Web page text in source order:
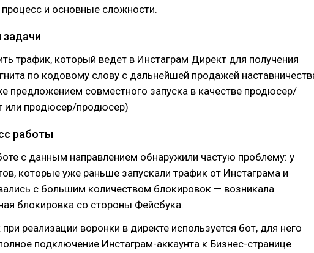
и основные сложности.
задачи
трафик, который ведет в Инстаграм Директ для получения
по кодовому слову с дальнейшей продажей
предложением совместного запуска в качестве продюсер/
или продюсер/продюсер)
работы
с данным направлением обнаружили частую проблему: у
которые уже раньше запускали трафик от Инстаграма и
с большим количеством блокировок — возникала
блокировка со стороны Фейсбука.
при реализации воронки в директе используется бот, для него
подключение Инстаграм-аккаунта к Бизнес-странице